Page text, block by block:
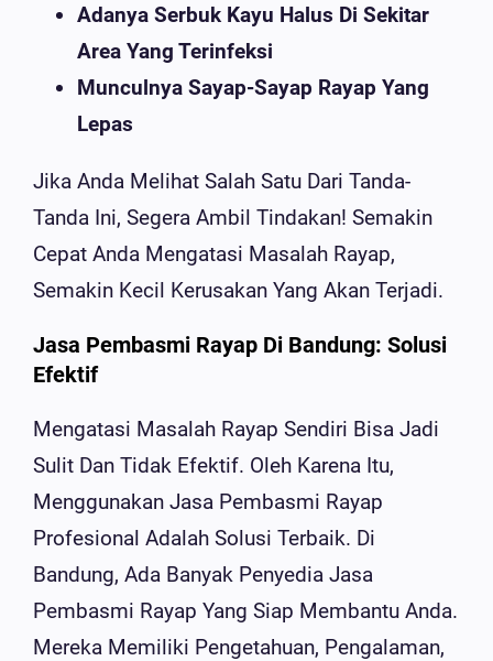
Adanya Serbuk Kayu Halus Di Sekitar
Area Yang Terinfeksi
Munculnya Sayap-Sayap Rayap Yang
Lepas
Jika Anda Melihat Salah Satu Dari Tanda-
Tanda Ini, Segera Ambil Tindakan! Semakin
Cepat Anda Mengatasi Masalah Rayap,
Semakin Kecil Kerusakan Yang Akan Terjadi.
Jasa Pembasmi Rayap Di Bandung: Solusi
Efektif
Mengatasi Masalah Rayap Sendiri Bisa Jadi
Sulit Dan Tidak Efektif. Oleh Karena Itu,
Menggunakan Jasa Pembasmi Rayap
Profesional Adalah Solusi Terbaik. Di
Bandung, Ada Banyak Penyedia Jasa
Pembasmi Rayap Yang Siap Membantu Anda.
Mereka Memiliki Pengetahuan, Pengalaman,